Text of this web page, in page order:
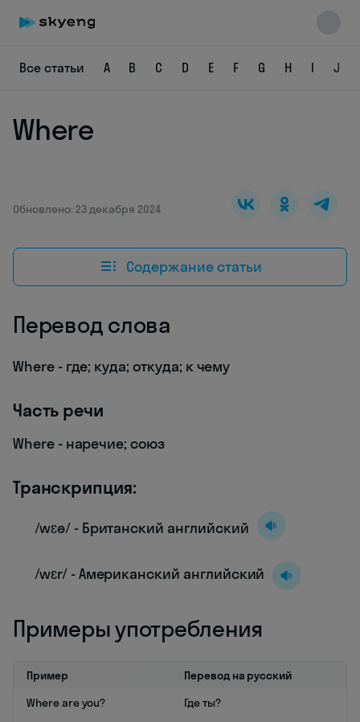
Все статьи A B C D E F G H I J
Where
Обновлено: 23 декабря 2024
Содержание статьи
Перевод слова
Where - где; куда; откуда; к чему
Часть речи
Where - наречие; союз
Транскрипция:
/wɛə/ - Британский английский
/wɛr/ - Американский английский
Примеры употребления
Пример
Перевод на русский
Where are you?
Где ты?
Skyeng Chat